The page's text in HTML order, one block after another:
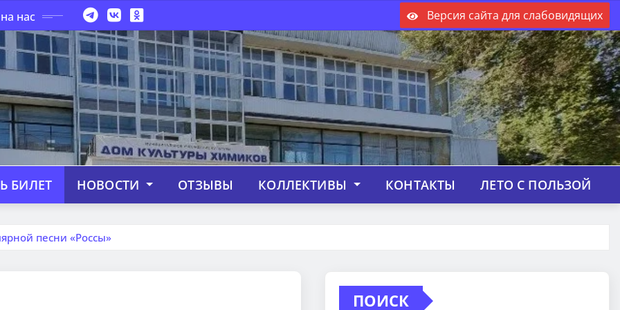
нас Версия сайта для слабовидящих
БИЛЕТ НОВОСТИ ОТЗЫВЫ КОЛЛЕКТИВЫ КОНТАКТЫ ЛЕТО С ПОЛЬЗОЙ
песни «Россы»
ПОИСК